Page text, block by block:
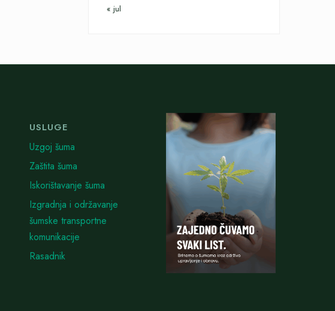
« jul
USLUGE
Uzgoj šuma
Zaštita šuma
Iskorištavanje šuma
Izgradnja i održavanje
šumske transportne
komunikacije
Rasadnik